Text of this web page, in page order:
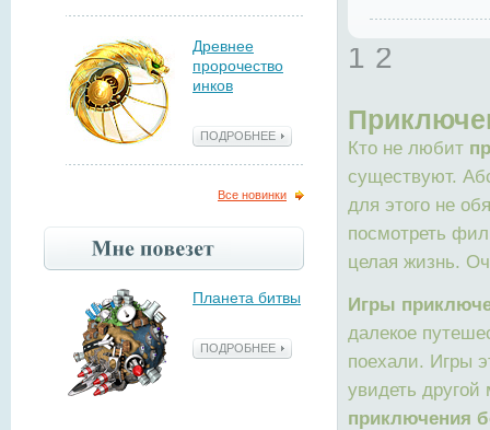
Древнее
пророчество
инков
ПОДРОБНЕЕ
Все новинки
Планета битвы
ПОДРОБНЕЕ
1 2
Кто не любит
существуют.
для этого не
посмотреть
целая жизнь.
Игры
далекое
поехали. Игры
увидеть
приключения